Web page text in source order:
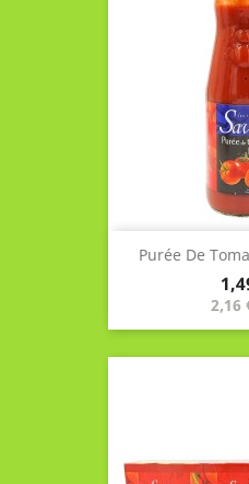
Purée De
2,16